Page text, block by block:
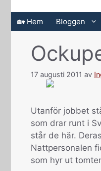
🏡 Hem Bloggen
17 augusti 2011 av
Utanför jobbet
som drar runt i
står de här.
Nattpersonalen
som hyr ut